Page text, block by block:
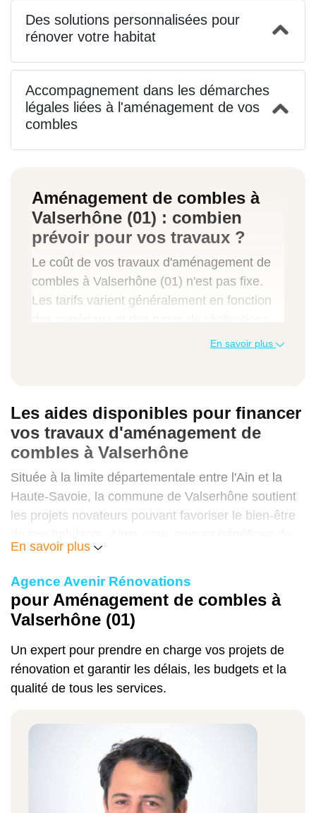
Des solutions personnalisées pour
rénover votre habitat
Accompagnement dans les démarches
légales liées à l'aménagement de vos
combles
Aménagement de combles à
Valserhône (01) : combien
prévoir pour vos travaux ?
Le coût de vos travaux d'aménagement de
combles à Valserhône (01) n'est pas fixe.
Les tarifs varient généralement en fonction
L'état de vos combles détermine en partie
les travaux à effectuer. Demandez un devis
pour avoir une estimation réelle du budget à
prévoir pour votreaménagement de
combles à Valserhône.
En savoir plus
Les aides disponibles pour financer
vos travaux d'aménagement de
combles à Valserhône
Située à la limite départementale entre l'Ain et la
Haute-Savoie, la commune de Valserhône soutient
les projets novateurs pouvant favoriser le bien-être
différentes aides pour
d'aménagement de combles
Ma PrimeRénov', l'écoprêt à taux zéro et la TVA
réduite en sont des exemples. Notre entreprise de
rénovation vous aide à constituer un dossier solide
pour obtenir ces différentes aides.
En savoir plus
Agence Avenir Rénovations
pour Aménagement de combles à
Valserhône (01)
Un expert pour prendre en charge vos projets de
rénovation et garantir les délais, les budgets et la
qualité de tous les services.